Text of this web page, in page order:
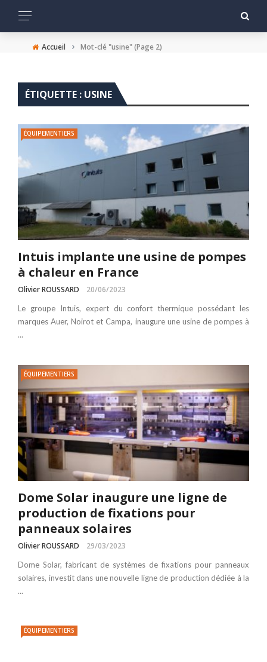
Accueil › Mot-clé "usine"(Page 2)
ÉTIQUETTE : USINE
ÉQUIPEMENTIERS
Intuis implante une usine de pompes
à chaleur en France
Olivier ROUSSARD 20/06/2023
Le groupe Intuis, expert du confort thermique possédant les
marques Auer, Noirot et Campa, inaugure une usine de pompes à
...
ÉQUIPEMENTIERS
Dome Solar inaugure une ligne de
production de fixations pour
panneaux solaires
Olivier ROUSSARD 29/03/2023
Dome Solar, fabricant de systèmes de fixations pour panneaux
solaires, investit dans une nouvelle ligne de production dédiée à la
...
ÉQUIPEMENTIERS